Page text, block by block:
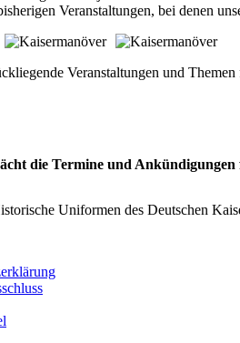
Veranstaltungen, bei denen
Veranstaltungen und
die Termine und Ankündigungen
Uniformen des Deutschen